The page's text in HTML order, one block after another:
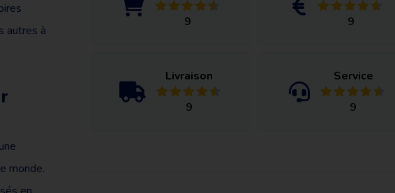
autres à
monde.
9 9
Livraison
9
Service
9